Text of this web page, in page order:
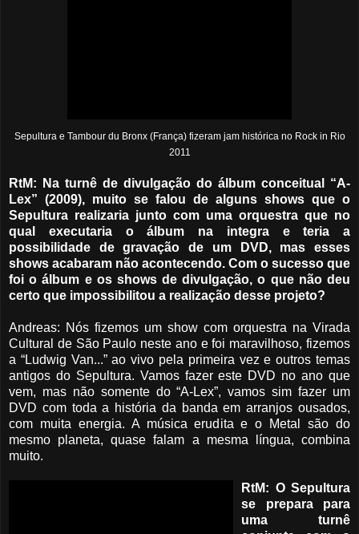
Sepultura e Tambour du Bronx (França) fizeram jam histórica no Rock in Rio
2011
RtM: Na turnê de divulgação do álbum conceitual “A-
Lex” (2009), muito se falou de alguns shows que o
Sepultura realizaria junto com uma orquestra que no
qual executaria o álbum na integra e teria a
possibilidade de gravação de um DVD, mas esses
shows acabaram não acontecendo. Com o sucesso que
foi o álbum e os shows de divulgação, o que não deu
certo que impossibilitou a realização desse projeto?
Andreas: Nós fizemos um show com orquestra na Virada
Cultural de São Paulo neste ano e foi maravilhoso, fizemos
a “Ludwig Van...” ao vivo pela primeira vez e outros temas
antigos do Sepultura. Vamos fazer este DVD no ano que
vem, mas não somente do “A-Lex”, vamos sim fazer um
DVD com toda a história da banda em arranjos ousados,
com muita energia. A música erudita e o Metal são do
mesmo planeta, quase falam a mesma língua, combina
muito.
RtM: O Sepultura
se prepara para
uma turnê